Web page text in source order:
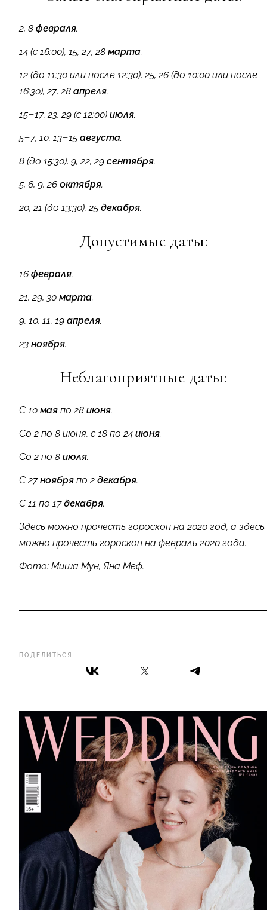
ПОДЕЛИТЬСЯ
2, 8 февраля.
14 (с 16:00), 15, 27, 28 марта.
12 (до 11:30 или после 12:30), 25, 26 (до 10:00 или после
16:30), 27, 28 апреля.
15−17, 23, 29 (с 12:00) июля.
5−7, 10, 13−15 августа.
8 (до 15:30), 9, 22, 29 сентября.
5, 6, 9, 26 октября.
20, 21 (до 13:30), 25 декабря.
Допустимые даты:
16 февраля.
21, 29, 30 марта.
9, 10, 11, 19 апреля.
23 ноября.
Неблагоприятные даты:
С 10 мая по 28 июня.
Со 2 по 8 июня, с 18 по 24 июня.
Со 2 по 8 июля.
С 27ноября по 2 декабря.
С 11 по 17декабря.
Здесь можно прочесть гороскоп на 2020 год, а здесь
можно прочесть гороскоп на февраль 2020 года.
Фото: Миша Мун, Яна Меф.